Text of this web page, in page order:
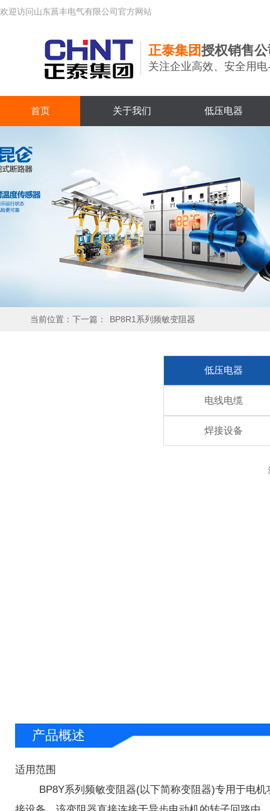
欢迎访问山东菖丰电气有限公司官方网站
正泰集团授权销售
关注企业高效、安全用
首页 关于我们 低压电器
当前位置：下一篇： BP8R1系列频敏变阻器
低压电器
电线电缆
焊接设备
产品概述
适用范围
BP8Y系列频敏变阻器(以下简称变阻器)专用于电机